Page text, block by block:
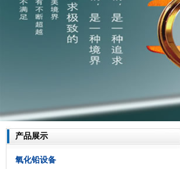
产品展示
氧化铅设备